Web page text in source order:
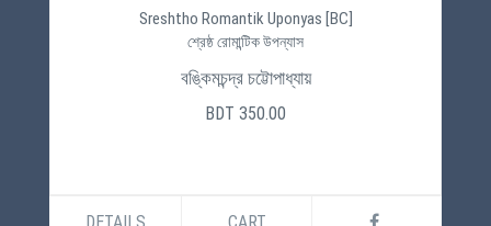
Sreshtho Romantik Uponyas [BC]
শ্রেষ্ঠ রোমান্টিক উপন্যাস
বঙ্কিমচন্দ্র চট্টোপাধ্যায়
BDT 350.00